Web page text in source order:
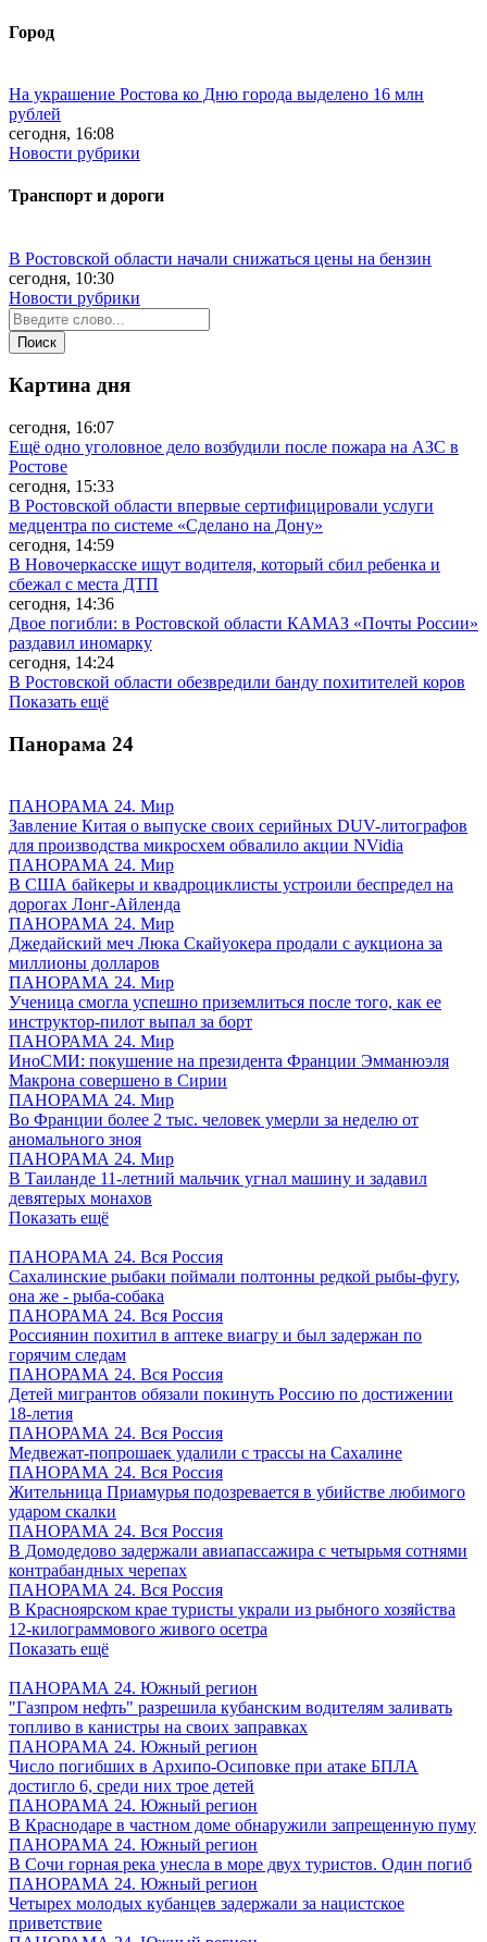
Город
На украшение Ростова ко Дню города выделено 16 млн
рублей
сегодня, 16:08
Новости рубрики
Транспорт и дороги
В Ростовской области начали снижаться цены на бензин
сегодня, 10:30
Новости рубрики
Картина дня
сегодня, 16:07
Ещё одно уголовное дело возбудили после пожара на АЗС в
Ростове
сегодня, 15:33
В Ростовской области впервые сертифицировали услуги
медцентра по системе «Сделано на Дону»
сегодня, 14:59
В Новочеркасске ищут водителя, который сбил ребенка и
сбежал с места ДТП
сегодня, 14:36
Двое погибли: в Ростовской области КАМАЗ «Почты России»
раздавил иномарку
сегодня, 14:24
В Ростовской области обезвредили банду похитителей коров
Показать ещё
Панорама 24
ПАНОРАМА 24. Мир
Завление Китая о выпуске своих серийных DUV-литографов
для производства микросхем обвалило акции NVidia
ПАНОРАМА 24. Мир
В США байкеры и квадроциклисты устроили беспредел на
дорогах Лонг-Айленда
ПАНОРАМА 24. Мир
Джедайский меч Люка Скайуокера продали с аукциона за
миллионы долларов
ПАНОРАМА 24. Мир
Ученица смогла успешно приземлиться после того, как ее
инструктор-пилот выпал за борт
ПАНОРАМА 24. Мир
ИноСМИ: покушение на президента Франции Эмманюэля
Макрона совершено в Сирии
ПАНОРАМА 24. Мир
Во Франции более 2 тыс. человек умерли за неделю от
аномального зноя
ПАНОРАМА 24. Мир
В Таиланде 11-летний мальчик угнал машину и задавил
девятерых монахов
Показать ещё
ПАНОРАМА 24. Вся Россия
Сахалинские рыбаки поймали полтонны редкой рыбы-фугу,
она же - рыба-собака
ПАНОРАМА 24. Вся Россия
Россиянин похитил в аптеке виагру и был задержан по
горячим следам
ПАНОРАМА 24. Вся Россия
Детей мигрантов обязали покинуть Россию по достижении
18-летия
ПАНОРАМА 24. Вся Россия
Медвежат-попрошаек удалили с трассы на Сахалине
ПАНОРАМА 24. Вся Россия
Жительница Приамурья подозревается в убийстве любимого
ударом скалки
ПАНОРАМА 24. Вся Россия
В Домодедово задержали авиапассажира с четырьмя сотнями
контрабандных черепах
ПАНОРАМА 24. Вся Россия
В Красноярском крае туристы украли из рыбного хозяйства
12-килограммового живого осетра
Показать ещё
ПАНОРАМА 24. Южный регион
"Газпром нефть" разрешила кубанским водителям заливать
топливо в канистры на своих заправках
ПАНОРАМА 24. Южный регион
Число погибших в Архипо-Осиповке при атаке БПЛА
достигло 6, среди них трое детей
ПАНОРАМА 24. Южный регион
В Краснодаре в частном доме обнаружили запрещенную пуму
ПАНОРАМА 24. Южный регион
В Сочи горная река унесла в море двух туристов. Один погиб
ПАНОРАМА 24. Южный регион
Четырех молодых кубанцев задержали за нацистское
приветствие